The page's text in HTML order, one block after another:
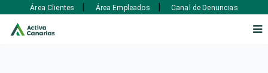
Área Clientes | Área Empleados | Canal de Denuncias